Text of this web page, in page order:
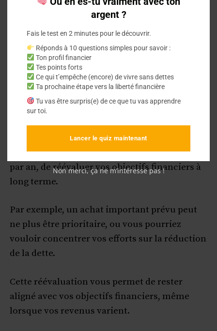
8. L’Importance de
Réévaluer Vos Priorités
Financières
Avecun revenu irrégulier, vos priorités
financières peuvent changer au fil du temps.
Ce qui est important aujourd’hui pourrait ne
plus l’être demain.
Prenez le temps, tous les six mois ou une fois
par an, de réévaluer vos objectifs financiers à
long terme.
Par exemple, un achat important prévu peut
ne plus être prioritaire, ou vous pourriez
vouloir concentrer vos efforts sur la réduction
de la dette.
Cette réévaluation vous permet de rester
aligné avec vos objectifs financiers, même
lorsque vos revenus varient.
argent ?
Fais le test en 2 minutes pour le découvrir.
Réponds à 10 questions simples pour savoir :
Ton profil financier
Tes points forts
Ce qui t’empêche (encore) de vivre sans dettes
Ta prochaine étape vers la liberté financière
Tu vas être surpris(e) de ce que tu vas apprendre
sur toi.
Lancer le quiz maintenant
Non merci, ça ne m’intéresse pas !